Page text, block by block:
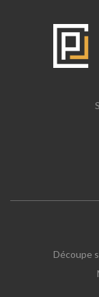
Découpe